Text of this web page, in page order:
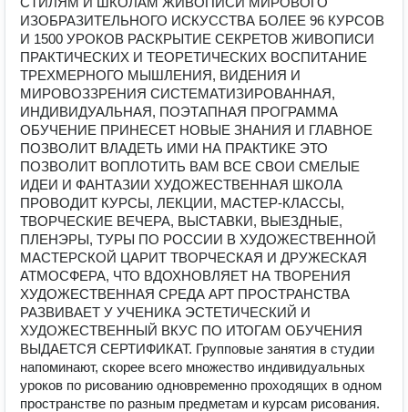
ИЗОБРАЗИТЕЛЬНОГО ИСКУССТВА БОЛЕЕ 96 КУРСОВ
И 1500 УРОКОВ РАСКРЫТИЕ СЕКРЕТОВ ЖИВОПИСИ
ПРАКТИЧЕСКИХ И ТЕОРЕТИЧЕСКИХ ВОСПИТАНИЕ
ТРЕХМЕРНОГО МЫШЛЕНИЯ, ВИДЕНИЯ И
МИРОВОЗЗРЕНИЯ СИСТЕМАТИЗИРОВАННАЯ,
ИНДИВИДУАЛЬНАЯ, ПОЭТАПНАЯ ПРОГРАММА
ОБУЧЕНИЕ ПРИНЕСЕТ НОВЫЕ ЗНАНИЯ И ГЛАВНОЕ
ПОЗВОЛИТ ВЛАДЕТЬ ИМИ НА ПРАКТИКЕ ЭТО
ПОЗВОЛИТ ВОПЛОТИТЬ ВАМ ВСЕ СВОИ СМЕЛЫЕ
ИДЕИ И ФАНТАЗИИ ХУДОЖЕСТВЕННАЯ ШКОЛА
ПРОВОДИТ КУРСЫ, ЛЕКЦИИ, МАСТЕР-КЛАССЫ,
ТВОРЧЕСКИЕ ВЕЧЕРА, ВЫСТАВКИ, ВЫЕЗДНЫЕ,
ПЛЕНЭРЫ, ТУРЫ ПО РОССИИ В ХУДОЖЕСТВЕННОЙ
МАСТЕРСКОЙ ЦАРИТ ТВОРЧЕСКАЯ И ДРУЖЕСКАЯ
АТМОСФЕРА, ЧТО ВДОХНОВЛЯЕТ НА ТВОРЕНИЯ
ХУДОЖЕСТВЕННАЯ СРЕДА АРТ ПРОСТРАНСТВА
РАЗВИВАЕТ У УЧЕНИКА ЭСТЕТИЧЕСКИЙ И
ХУДОЖЕСТВЕННЫЙ ВКУС ПО ИТОГАМ ОБУЧЕНИЯ
ВЫДАЕТСЯ СЕРТИФИКАТ. Групповые занятия в студии
напоминают, скорее всего множество индивидуальных
уроков по рисованию одновременно проходящих в одном
пространстве по разным предметам и курсам рисования.